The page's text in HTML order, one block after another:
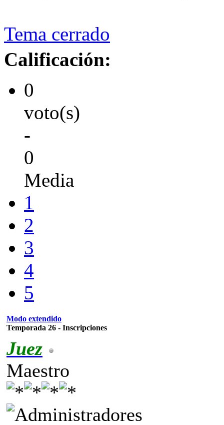
Tema cerrado
Calificación:
0
voto(s)
-
0
Media
1
2
3
4
5
Modo extendido
Temporada 26 - Inscripciones
Juez
Maestro